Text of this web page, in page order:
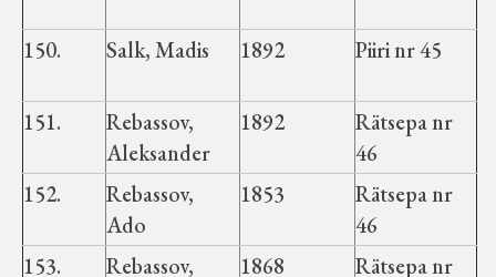
150. Salk, Madis 1892 Piiri nr 45
151.
Rebassov,
Aleksander
1892
Rätsepa nr
46
152.
Rebassov,
Ado
1853
Rätsepa nr
46
153.
Rebassov,
1868
Rätsepa nr